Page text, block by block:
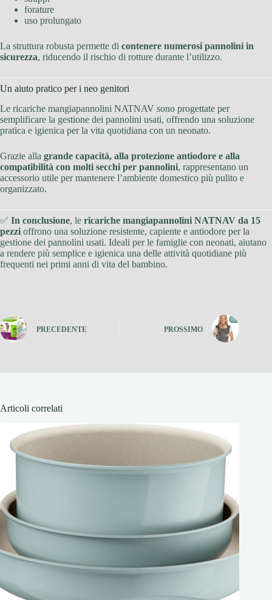
forature
uso prolungato
La struttura robusta permette di contenere numerosi pannolini in
sicurezza, riducendo il rischio di rotture durante l’utilizzo.
Un aiuto pratico per i neo genitori
Le ricariche mangiapannolini NATNAV sono progettate per
semplificare la gestione dei pannolini usati, offrendo una soluzione
pratica e igienica per la vita quotidiana con un neonato.
Grazie alla grande capacità, alla protezione antiodore e alla
compatibilità con molti secchi per pannolini, rappresentano un
accessorio utile per mantenere l’ambiente domestico più pulito e
organizzato.
✅ In conclusione, le ricariche mangiapannolini NATNAV da 15
pezzi offrono una soluzione resistente, capiente e antiodore per la
gestione dei pannolini usati. Ideali per le famiglie con neonati, aiutano
a rendere più semplice e igienica una delle attività quotidiane più
frequenti nei primi anni di vita del bambino.
PRECEDENTE PROSSIMO
Articoli correlati